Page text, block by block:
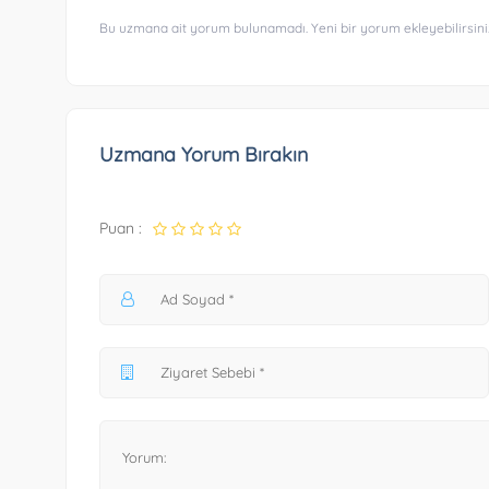
Bu uzmana ait yorum bulunamadı. Yeni bir yorum
Uzmana Yorum Bırakın
Puan :